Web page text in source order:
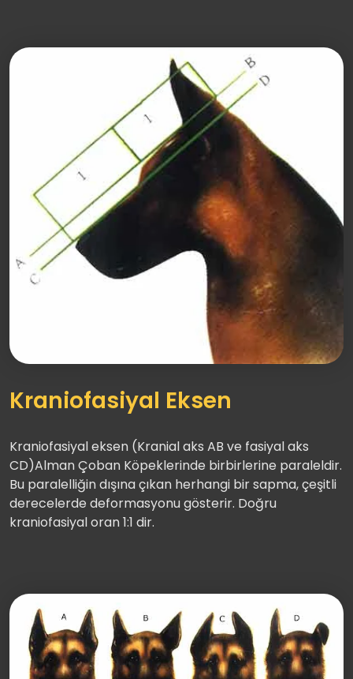
Kraniofasiyal Eksen
Kraniofasiyal eksen (Kranial aks AB ve fasiyal aks
CD)Alman Çoban Köpeklerinde birbirlerine paraleldir.
Bu paralelliğin dışına çıkan herhangi bir sapma, çeşitli
derecelerde deformasyonu gösterir. Doğru
kraniofasiyal oran 1:1 dir.